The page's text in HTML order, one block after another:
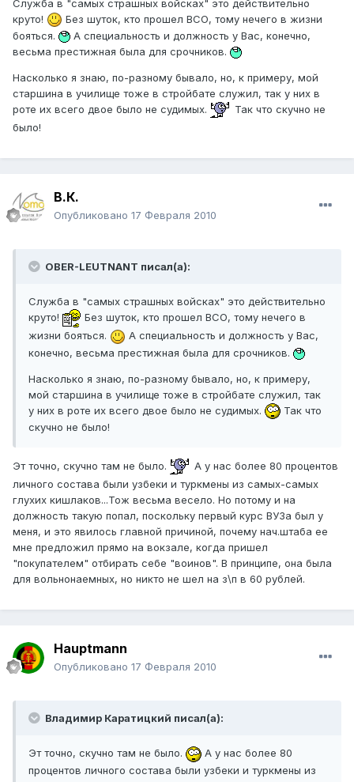
Служба в "самых страшных войсках" это действительно
круто!
Без шуток, кто прошел ВСО, тому нечего в жизни
бояться.
А специальность и должность у Вас, конечно,
весьма престижная была для срочников.
Насколько я знаю, по-разному бывало, но, к примеру, мой
старшина в училище тоже в стройбате служил, так у них в
роте их всего двое было не судимых.
Так что скучно не
было!
В.К.
Опубликовано 17 Февраля 2010
OBER-LEUTNANT писал(а):
Служба в "самых страшных войсках" это действительно
круто!
Без шуток, кто прошел ВСО, тому нечего в
жизни бояться.
А специальность и должность у Вас,
конечно, весьма престижная была для срочников.
Насколько я знаю, по-разному бывало, но, к примеру,
мой старшина в училище тоже в стройбате служил, так
у них в роте их всего двое было не судимых.
Так что
скучно не было!
Эт точно, скучно там не было.
А у нас более 80 процентов
личного состава были узбеки и туркмены из самых-самых
глухих кишлаков...Тож весьма весело. Но потому и на
должность такую попал, поскольку первый курс ВУЗа был у
меня, и это явилось главной причиной, почему нач.штаба ее
мне предложил прямо на вокзале, когда пришел
"покупателем" отбирать себе "воинов". В принципе, она была
для вольнонаемных, но никто не шел на з\п в 60 рублей.
Hauptmann
Опубликовано 17 Февраля 2010
Владимир Каратицкий писал(а):
Эт точно, скучно там не было.
А у нас более 80
процентов личного состава были узбеки и туркмены из